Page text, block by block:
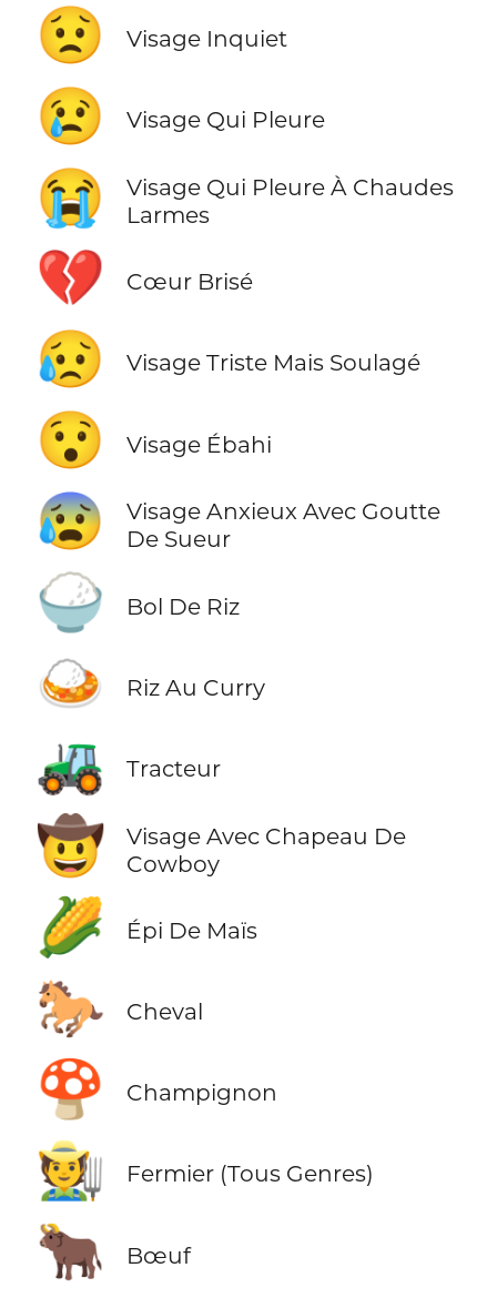
😟 Visage Inquiet
😢 Visage Qui Pleure
😭
Visage Qui Pleure À Chaudes
Larmes
💔 Cœur Brisé
😥 Visage Triste Mais Soulagé
😯 Visage Ébahi
😰
Visage Anxieux Avec Goutte
De Sueur
🍚 Bol De Riz
🍛 Riz Au Curry
🚜 Tracteur
🤠
Visage Avec Chapeau De
Cowboy
🌽 Épi De Maïs
🐎 Cheval
🍄 Champignon
🧑‍🌾 Fermier (Tous Genres)
🐂 Bœuf